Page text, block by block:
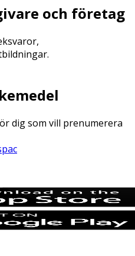
och företag
dig som vill prenumerera